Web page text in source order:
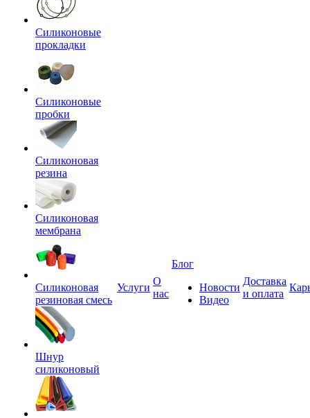
Силиконовые
прокладки
Силиконовые
пробки
Силиконовая
резина
Силиконовая
мембрана
Силиконовая
резиновая смесь
Шнур
силиконовый
Услуги
О
нас
Блог
Новости
Видео
Доставка
и оплата